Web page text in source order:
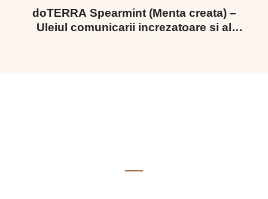
doTERRA Spearmint (Menta creata) –
Uleiul comunicarii increzatoare si al